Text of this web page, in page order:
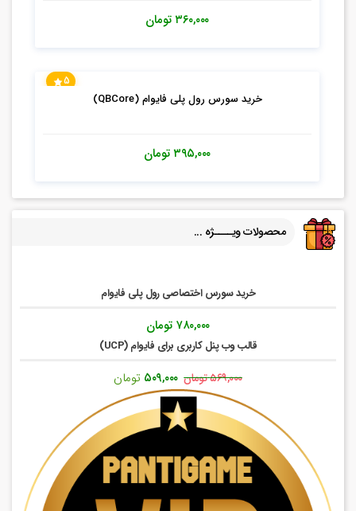
۳۶۰,۰۰۰تومان
5
خرید سورس رول پلی فایوام (QBCore)
۳۹۵,۰۰۰تومان
محصولات ویــــژه ...
خرید سورس اختصاصی رول پلی فایوام
۷۸۰,۰۰۰ تومان
قالب وب پنل کاربری برای فایوام (UCP)
۵۶۹,۰۰۰تومان قیمت
اصلی:
۵۶۹,۰۰۰ تومان
بود.
۵۰۹,۰۰۰ تومانقیمت
۵۰۹,۰۰۰ تومان.